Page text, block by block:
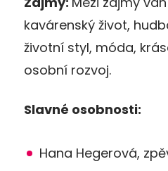
kavárenský život,
životní styl, móda,
osobní rozvoj.
Slavné osobnosti:
Hana Hegerová,